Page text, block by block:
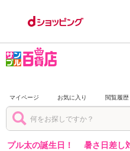
マイページ お気に入り 閲覧履歴
プル太の誕生日！ 暑さ日差し